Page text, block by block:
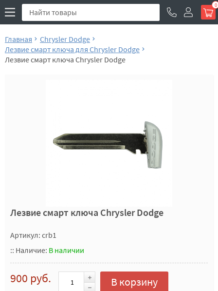
0
Главная
Chrysler Dodge
Лезвие смарт ключа для Chrysler Dodge
Лезвие смарт ключа Chrysler Dodge
Лезвие смарт ключа Chrysler Dodge
Артикул: crb1
:: Наличие: В наличии
900 руб. В корзину